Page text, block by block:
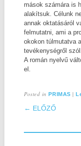
mások számára is
alakítsuk. Célunk
annak oktatásáról
felmutatni, ami a
okokon túlmutatva
tevékenységről szól.
A román nyelvű
el.
Posted inPRIMAS |
POST
← ELŐZŐ